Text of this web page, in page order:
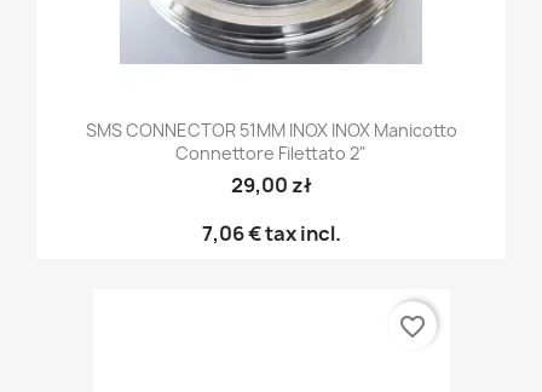
SMS CONNECTOR 51MM INOX INOX Manicotto
Connettore Filettato 2"
29,00 zł
7,06 €tax incl.
favorite_border